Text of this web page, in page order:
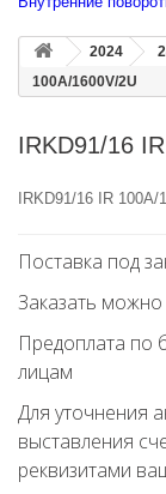
2024
100A/1600V/2U
IRKD91/16
IRKD91/16 IR 100A/
Поставка под
Заказать
Предоплата по
лицам
Для уточнения
выставления
реквизитами